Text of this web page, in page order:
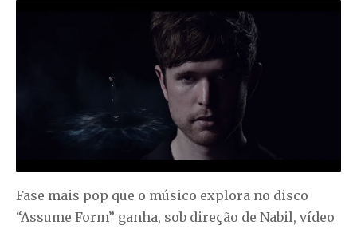
Fase mais pop que o músico explora no disco
“Assume Form” ganha, sob direção de Nabil, vídeo